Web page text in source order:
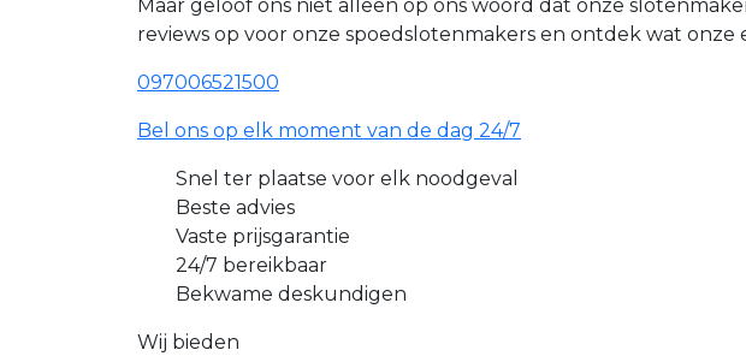
Maar geloof ons niet alleen op ons woord dat onze
reviews op voor onze spoedslotenmakers en ontdek wat
097006521500
Bel ons op elk moment van de dag 24/7
Snel ter plaatse voor elk noodgeval
Beste advies
Vaste prijsgarantie
24/7 bereikbaar
Bekwame deskundigen
Wij bieden